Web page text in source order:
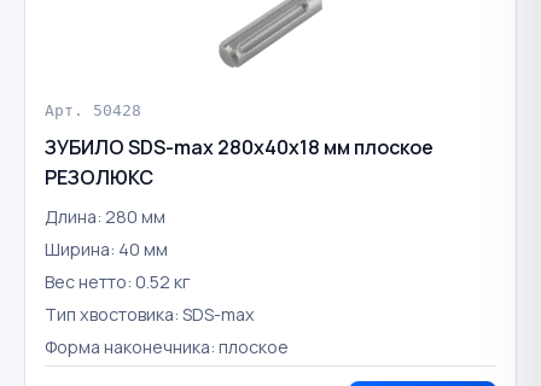
Арт. 50428
ЗУБИЛО SDS-max 280х40х18 мм плоское
РЕЗОЛЮКС
Длина: 280 мм
Ширина: 40 мм
Вес нетто: 0.52 кг
Тип хвостовика: SDS-max
Форма наконечника: плоское